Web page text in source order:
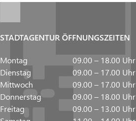
STADTAGENTUR ÖFFNUNGSZEITEN
Montag
09.00 – 18.00 Uhr
Dienstag
09.00 – 17.00 Uhr
Mittwoch
09.00 – 17.00 Uhr
Donnerstag
09.00 – 18.00 Uhr
Freitag
09.00 – 13.00 Uhr